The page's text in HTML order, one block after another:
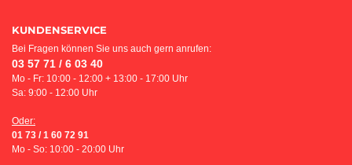
KUNDENSERVICE
Bei Fragen können Sie uns auch gern anrufen:
03 57 71 / 6 03 40
Mo - Fr: 10:00 - 12:00 + 13:00 - 17:00 Uhr
Sa: 9:00 - 12:00 Uhr
Oder:
01 73 / 1 60 72 91
Mo - So: 10:00 - 20:00 Uhr